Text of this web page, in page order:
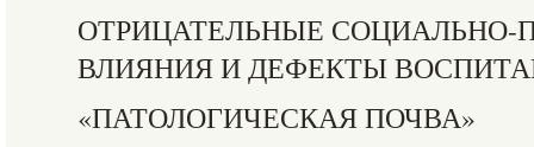
ОТРИЦАТЕЛЬНЫЕ СОЦИАЛЬНО-
ВЛИЯНИЯ И ДЕФЕКТЫ
«ПАТОЛОГИЧЕСКАЯ ПОЧВА»